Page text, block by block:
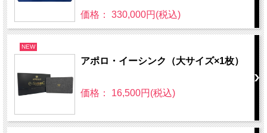
価格： 330,000円(税込)
NEW
アポロ・イーシンク（大サイズ×1枚）
価格： 16,500円(税込)